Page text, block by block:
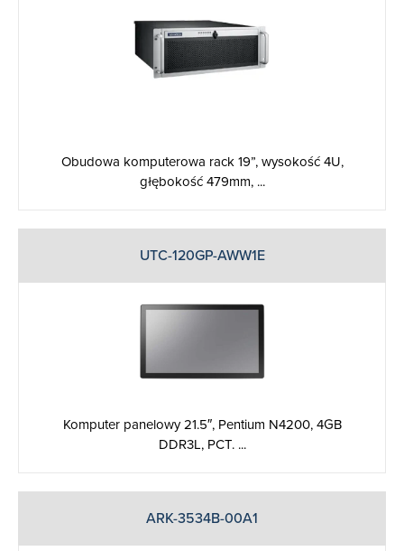
Obudowa komputerowa rack 19”, wysokość 4U,
głębokość 479mm, ...
UTC-120GP-AWW1E
Komputer panelowy 21.5″, Pentium N4200, 4GB
DDR3L, PCT. ...
ARK-3534B-00A1